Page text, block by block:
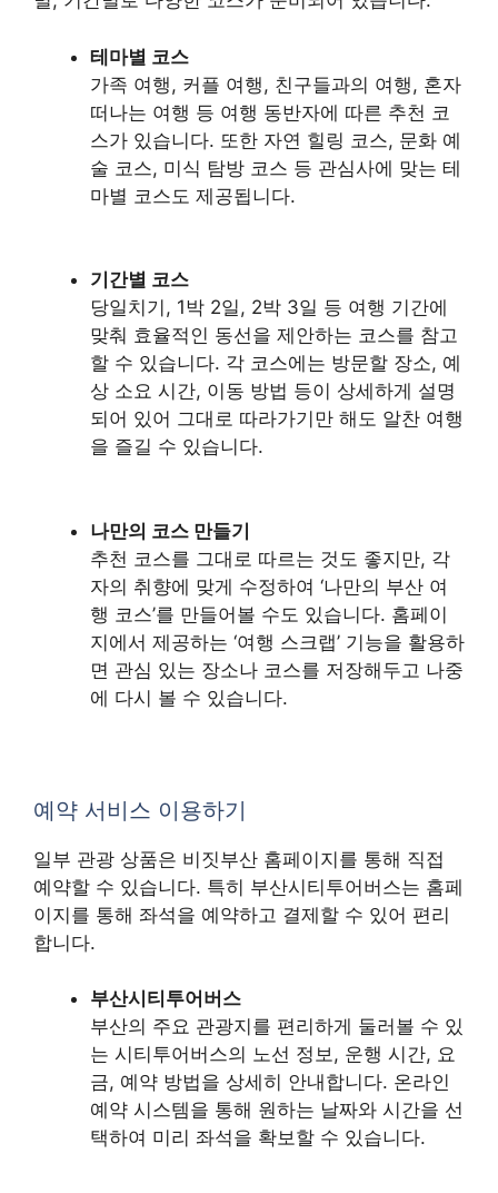
테마별 코스
가족 여행, 커플 여행, 친구들과의 여행, 혼자
떠나는 여행 등 여행 동반자에 따른 추천 코
스가 있습니다. 또한 자연 힐링 코스, 문화 예
술 코스, 미식 탐방 코스 등 관심사에 맞는 테
마별 코스도 제공됩니다.
기간별 코스
당일치기, 1박 2일, 2박 3일 등 여행 기간에
맞춰 효율적인 동선을 제안하는 코스를 참고
할 수 있습니다. 각 코스에는 방문할 장소, 예
상 소요 시간, 이동 방법 등이 상세하게 설명
되어 있어 그대로 따라가기만 해도 알찬 여행
을 즐길 수 있습니다.
나만의 코스 만들기
추천 코스를 그대로 따르는 것도 좋지만, 각
자의 취향에 맞게 수정하여 ‘나만의 부산 여
행 코스’를 만들어볼 수도 있습니다. 홈페이
지에서 제공하는 ‘여행 스크랩’ 기능을 활용하
면 관심 있는 장소나 코스를 저장해두고 나중
에 다시 볼 수 있습니다.
예약 서비스 이용하기
일부 관광 상품은 비짓부산 홈페이지를 통해 직접
예약할 수 있습니다. 특히 부산시티투어버스는 홈페
이지를 통해 좌석을 예약하고 결제할 수 있어 편리
합니다.
부산시티투어버스
부산의 주요 관광지를 편리하게 둘러볼 수 있
는 시티투어버스의 노선 정보, 운행 시간, 요
금, 예약 방법을 상세히 안내합니다. 온라인
예약 시스템을 통해 원하는 날짜와 시간을 선
택하여 미리 좌석을 확보할 수 있습니다.